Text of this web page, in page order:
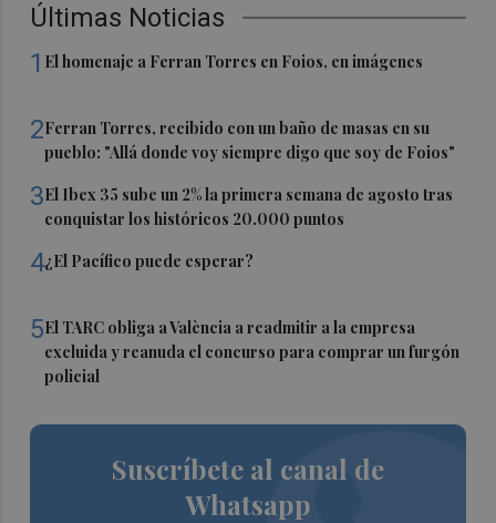
Últimas Noticias
1 El homenaje a Ferran Torres en Foios, en imágenes
2Ferran Torres, recibido con un baño de masas en su
pueblo: "Allá donde voy siempre digo que soy de Foios"
3El Ibex 35 sube un 2% la primera semana de agosto tras
conquistar los históricos 20.000 puntos
4¿El Pacífico puede esperar?
5El TARC obliga a València a readmitir a la empresa
excluida y reanuda el concurso para comprar un furgón
policial
Suscríbete al canal de
Whatsapp